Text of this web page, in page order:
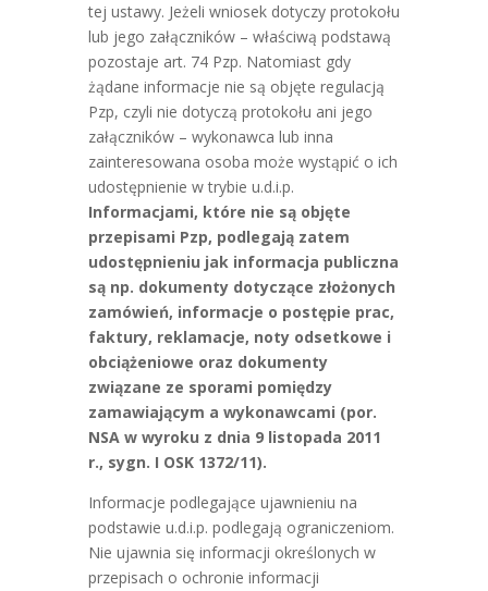
tej ustawy. Jeżeli wniosek dotyczy protokołu
lub jego załączników – właściwą podstawą
pozostaje art. 74 Pzp. Natomiast gdy
żądane informacje nie są objęte regulacją
Pzp, czyli nie dotyczą protokołu ani jego
załączników – wykonawca lub inna
zainteresowana osoba może wystąpić o ich
udostępnienie w trybie u.d.i.p.
Informacjami, które nie są objęte
przepisami Pzp, podlegają zatem
udostępnieniu jak informacja publiczna
są np. dokumenty dotyczące złożonych
zamówień, informacje o postępie prac,
faktury, reklamacje, noty odsetkowe i
obciążeniowe oraz dokumenty
związane ze sporami pomiędzy
zamawiającym a wykonawcami (por.
NSA w wyroku z dnia 9 listopada 2011
r., sygn. I OSK 1372/11).
Informacje podlegające ujawnieniu na
podstawie u.d.i.p. podlegają ograniczeniom.
Nie ujawnia się informacji określonych w
przepisach o ochronie informacji